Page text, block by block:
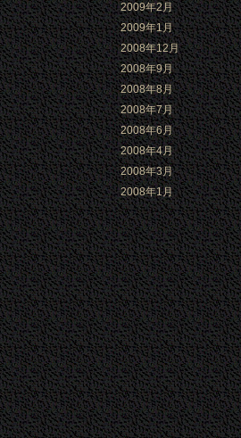
2009年2月
2009年1月
2008年12月
2008年9月
2008年8月
2008年7月
2008年6月
2008年4月
2008年3月
2008年1月